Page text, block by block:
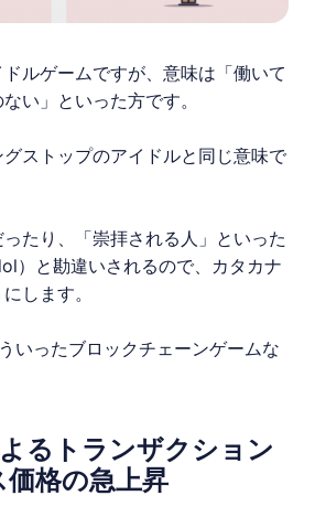
ドルゲームですが、意味は「働いて
い」といった方です。
ストップのアイドルと同じ意味で
ったり、「崇拝される人」といった
）と勘違いされるので、カタカナ
します。
いったブロックチェーンゲームな
るトランザクション
格の急上昇